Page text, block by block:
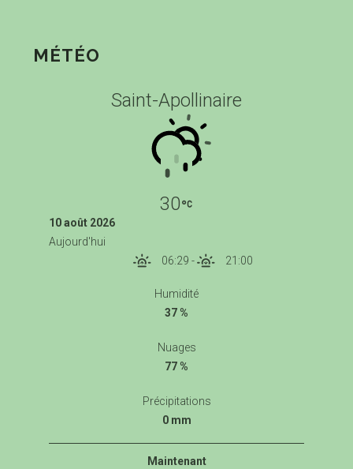
MÉTÉO
Saint-Apollinaire
30
10 août 2026
Aujourd'hui
06:29 - 21:00
Humidité
37 %
Nuages
77 %
Précipitations
0 mm
Maintenant